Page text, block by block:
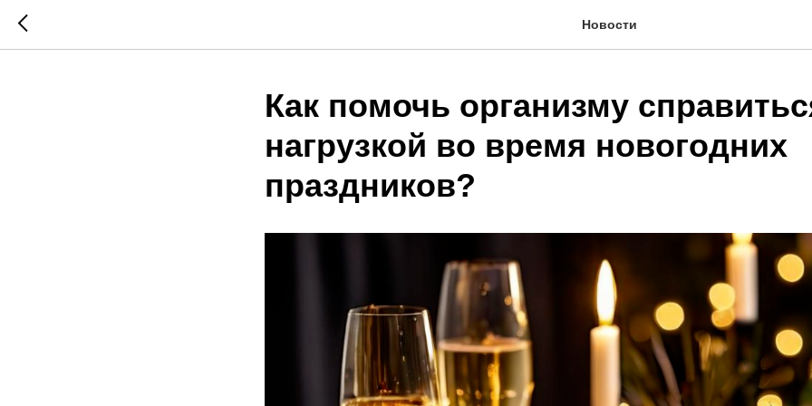
Новости
Как помочь организму
нагрузкой во время новогодних
праздников?